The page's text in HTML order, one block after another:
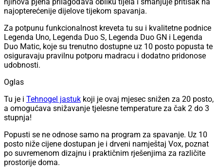
njihova pjena prilagođava obliku tijela i smanjuje pritisak na
najopterećenije dijelove tijekom spavanja.
Za potpunu funkcionalnost kreveta tu su i kvalitetne podnice
Legenda Uno, Legenda Duo S, Legenda Duo GN i Legenda
Duo Matic, koje su trenutno dostupne uz 10 posto popusta te
osiguravaju pravilnu potporu madracu i dodatno pridonose
udobnosti.
Oglas
Tu je i Tehnogel jastuk koji je ovaj mjesec snižen za 20 posto,
a omogućava snižavanje tjelesne temperature za čak 2 do 3
stupnja!
Popusti se ne odnose samo na program za spavanje. Uz 10
posto niže cijene dostupan je i drveni namještaj Vox, poznat
po suvremenom dizajnu i praktičnim rješenjima za različite
prostorije doma.